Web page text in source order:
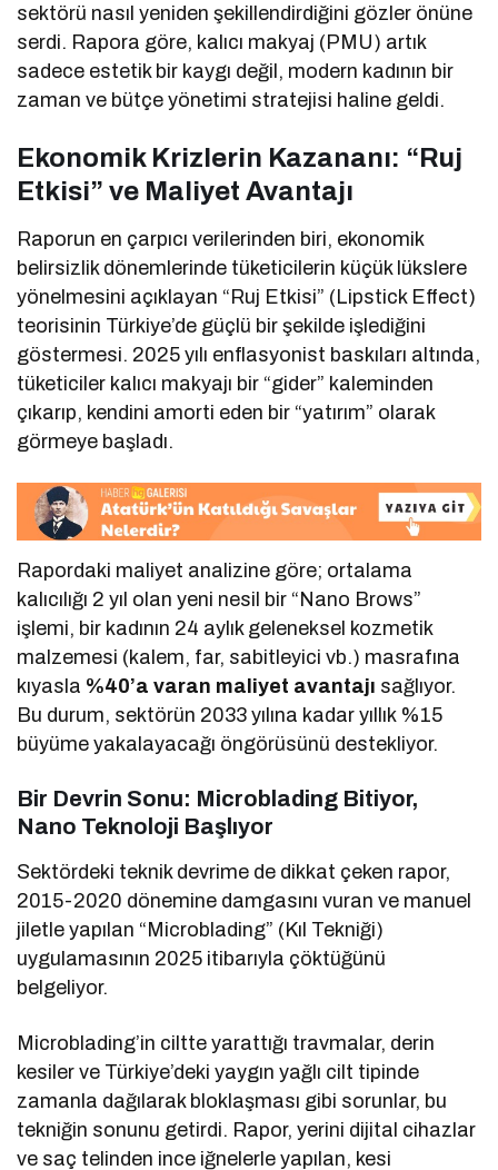
sektörü nasıl yeniden şekillendirdiğini gözler önüne
serdi. Rapora göre, kalıcı makyaj (PMU) artık
sadece estetik bir kaygı değil, modern kadının bir
zaman ve bütçe yönetimi stratejisi haline geldi.
Ekonomik Krizlerin Kazananı: “Ruj
Etkisi” ve Maliyet Avantajı
Raporun en çarpıcı verilerinden biri, ekonomik
belirsizlik dönemlerinde tüketicilerin küçük lükslere
yönelmesini açıklayan “Ruj Etkisi” (Lipstick Effect)
teorisinin Türkiye’de güçlü bir şekilde işlediğini
göstermesi. 2025 yılı enflasyonist baskıları altında,
tüketiciler kalıcı makyajı bir “gider” kaleminden
çıkarıp, kendini amorti eden bir “yatırım” olarak
görmeye başladı.
Rapordaki maliyet analizine göre; ortalama
kalıcılığı 2 yıl olan yeni nesil bir “Nano Brows”
işlemi, bir kadının 24 aylık geleneksel kozmetik
malzemesi (kalem, far, sabitleyici vb.) masrafına
kıyasla %40’a varan maliyet avantajı sağlıyor.
Bu durum, sektörün 2033 yılına kadar yıllık %15
büyüme yakalayacağı öngörüsünü destekliyor.
Bir Devrin Sonu: Microblading Bitiyor,
Nano Teknoloji Başlıyor
Sektördeki teknik devrime de dikkat çeken rapor,
2015-2020 dönemine damgasını vuran ve manuel
jiletle yapılan “Microblading” (Kıl Tekniği)
uygulamasının 2025 itibarıyla çöktüğünü
belgeliyor.
Microblading’in ciltte yarattığı travmalar, derin
kesiler ve Türkiye’deki yaygın yağlı cilt tipinde
zamanla dağılarak bloklaşması gibi sorunlar, bu
tekniğin sonunu getirdi. Rapor, yerini dijital cihazlar
ve saç telinden ince iğnelerle yapılan, kesi